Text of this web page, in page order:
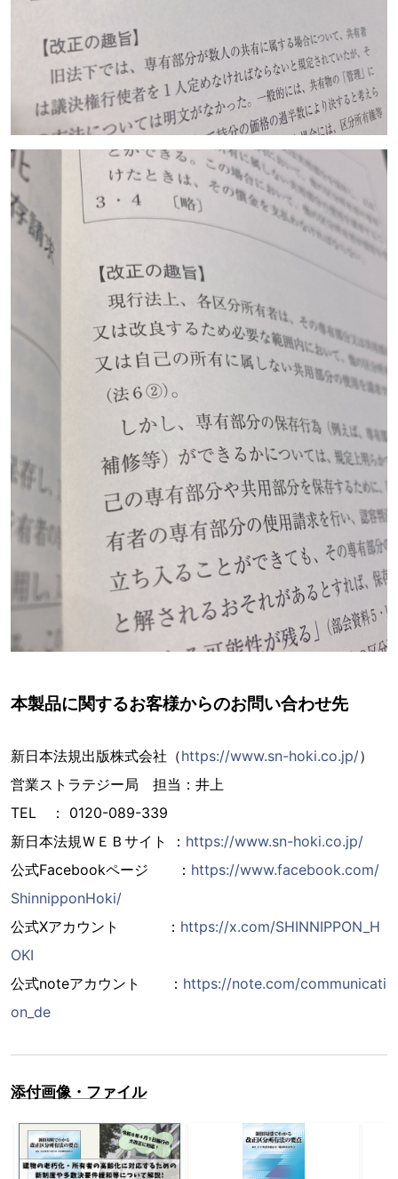
本製品に関するお客様からのお問い合わせ先
新日本法規出版株式会社（https://www.sn-hoki.co.jp/）
営業ストラテジー局 担当：井上
TEL ： 0120-089-339
新日本法規ＷＥＢサイト ： https://www.sn-hoki.co.jp/
公式Facebookページ ： https://www.facebook.com/
ShinnipponHoki/
公式Xアカウント ： https://x.com/SHINNIPPON_H
OKI
公式noteアカウント ： https://note.com/communicati
on_de
添付画像・ファイル